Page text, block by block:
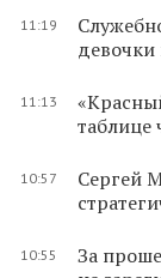
11:19
11:13
таблице
10:57
Сергей
10:55
За